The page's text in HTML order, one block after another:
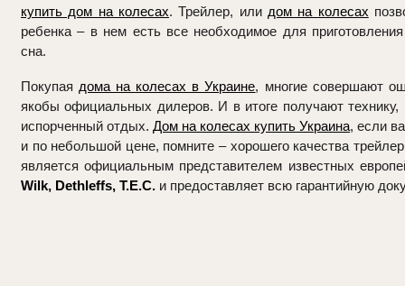
купить дом на колесах. Трейлер, или дом на колесах
ребенка – в нем есть все необходимое для
сна.
Покупая дома на колесах в Украине, многие совершают
якобы официальных дилеров. И в итоге получают
испорченный отдых. Дом на колесах купить Украина, если
и по небольшой цене, помните – хорошего качества
является официальным представителем известных
Wilk, Dethleffs, T.E.C.и предоставляет всю гарантийную